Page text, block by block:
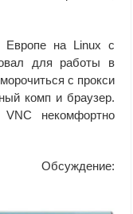
на Linux с
для работы в
с прокси
комп и браузер.
некомфортно